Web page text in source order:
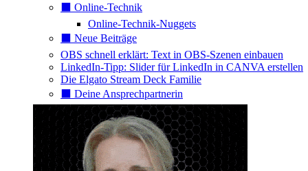
⬛️ Online-Technik
Online-Technik-Nuggets
⬛️ Neue Beiträge
OBS schnell erklärt: Text in OBS-Szenen einbauen
LinkedIn-Tipp: Slider für LinkedIn in CANVA erstellen
Die Elgato Stream Deck Familie
⬛️ Deine Ansprechpartnerin